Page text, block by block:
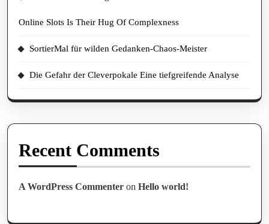
Online Slots Is Their Hug Of Complexness
SortierMal für wilden Gedanken-Chaos-Meister
Die Gefahr der Cleverpokale Eine tiefgreifende Analyse
Recent Comments
A WordPress Commenter on Hello world!